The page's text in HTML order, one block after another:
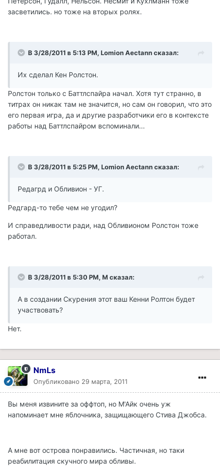
засветились. но тоже на вторых ролях.
В 3/28/2011 в 5:13 PM, Lomion Aectann сказал:
Их сделал Кен Ролстон.
Ролстон только с Баттлспайра начал. Хотя тут странно, в
титрах он никак там не значится, но сам он говорил, что это
его первая игра, да и другие разработчики его в контексте
работы над Баттлспайром вспоминали...
В 3/28/2011 в 5:25 PM, Lomion Aectann сказал:
Редагрд и Обливион - УГ.
Редгард-то тебе чем не угодил?
И справедливости ради, над Обливионом Ролстон тоже
работал.
В 3/28/2011 в 5:30 PM, М сказал:
А в создании Скурения этот ваш Кенни Ролтон будет
участвовать?
Нет.
NmLs
Опубликовано 29 марта, 2011
Вы меня извините за оффтоп, но М'Айк очень уж
напоминает мне яблочника, защищающего Стива Джобса.
А мне вот острова понравились. Частичная, но таки
реабилитация скучного мира обливы.